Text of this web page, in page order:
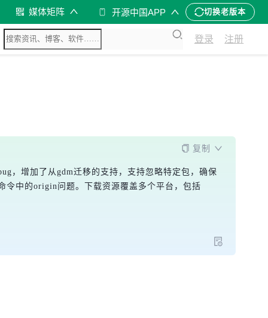
媒体矩阵 开源中国APP 切换老版本
登录 注册
复制
，增加了从gdm迁移的支持，支持忽略特定包，确保
令中的origin问题。下载资源覆盖多个平台，包括